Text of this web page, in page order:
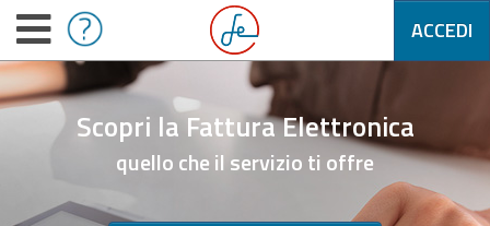
ACCEDI
Scopri la Fattura Elettronica
quello che il servizio ti offre